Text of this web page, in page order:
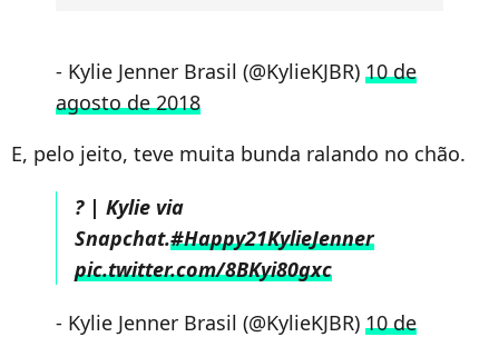
- Kylie Jenner Brasil (@KylieKJBR) 10 de
agosto de 2018
E, pelo jeito, teve muita bunda ralando no chão.
? | Kylie via
Snapchat.#Happy21KylieJenner
pic.twitter.com/8BKyi80gxc
- Kylie Jenner Brasil (@KylieKJBR) 10 de